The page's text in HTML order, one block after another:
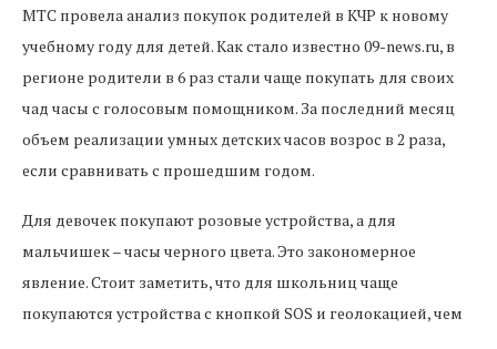
МТС провела анализ покупок родителей в КЧР к новому
учебному году для детей. Как стало известно 09-news.ru, в
регионе родители в 6 раз стали чаще покупать для своих
чад часы с голосовым помощником. За последний месяц
объем реализации умных детских часов возрос в 2 раза,
если сравнивать с прошедшим годом.
Для девочек покупают розовые устройства, а для
мальчишек – часы черного цвета. Это закономерное
явление. Стоит заметить, что для школьниц чаще
покупаются устройства с кнопкой SOS и геолокацией, чем